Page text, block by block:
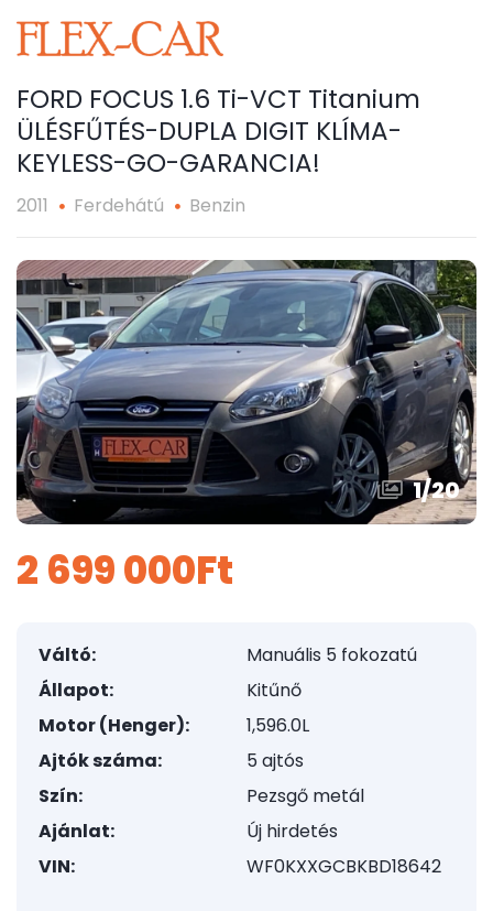
FORD FOCUS 1.6 Ti-VCT Titanium
ÜLÉSFŰTÉS-DUPLA DIGIT KLÍMA-
KEYLESS-GO-GARANCIA!
2011 Ferdehátú Benzin
1/20
2 699 000Ft
Váltó:
Manuális 5 fokozatú
Állapot:
Kitűnő
Motor (Henger):
1,596.0L
Ajtók száma:
5 ajtós
Szín:
Pezsgő metál
Ajánlat:
Új hirdetés
VIN:
WF0KXXGCBKBD18642